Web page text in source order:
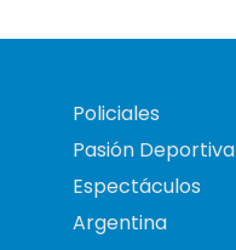
Policiales
Pasión Deportiva
Espectáculos
Argentina